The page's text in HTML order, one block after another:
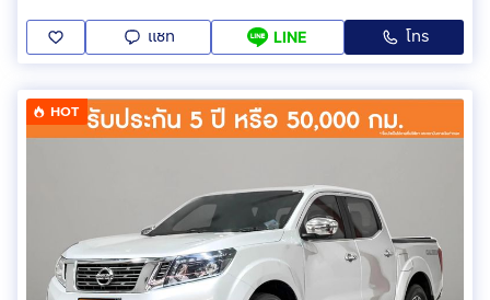
แชท LINE โทร
HOT